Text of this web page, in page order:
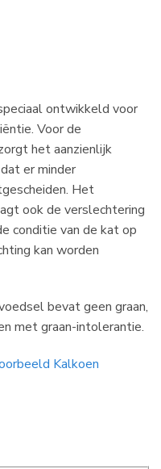
ontwikkeld voor
Voor de
het aanzienlijk
er minder
Het
ook de verslechtering
conditie van de kat op
kan worden
bevat geen graan,
met graan-intolerantie.
Kalkoen